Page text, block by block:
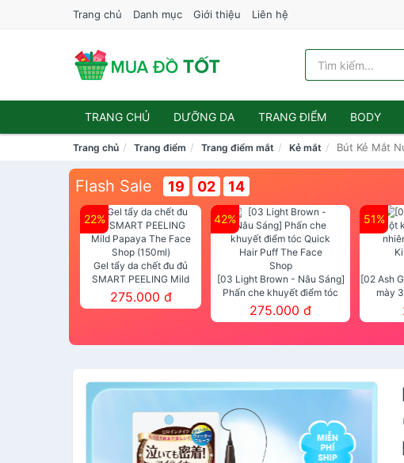
Trang chủ Danh mục Giới thiệu Liên hệ
TRANG CHỦ DƯỠNG DA TRANG ĐIỂM BODY
Trang chủ Trang điểm Trang điểm mắt Kẻ mắt Bút Kẻ Mắt
Flash Sale 19 02 13
22%
Gel tẩy da chết đu đủ
SMART PEELING Mild
Papaya The Face Shop
(150ml)
275.000 đ
42%
[03 Light Brown - Nâu Sáng]
Phấn che khuyết điểm tóc
Quick Hair Puff The Face Shop
275.000 đ
51%
[02 Ash
mày
Powder